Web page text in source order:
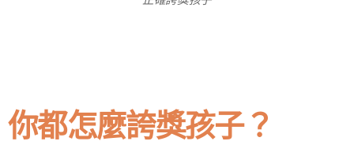
你都怎麼誇獎孩子？